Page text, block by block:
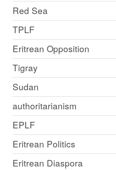
Red Sea
TPLF
Eritrean Opposition
Tigray
Sudan
authoritarianism
EPLF
Eritrean Politics
Eritrean Diaspora